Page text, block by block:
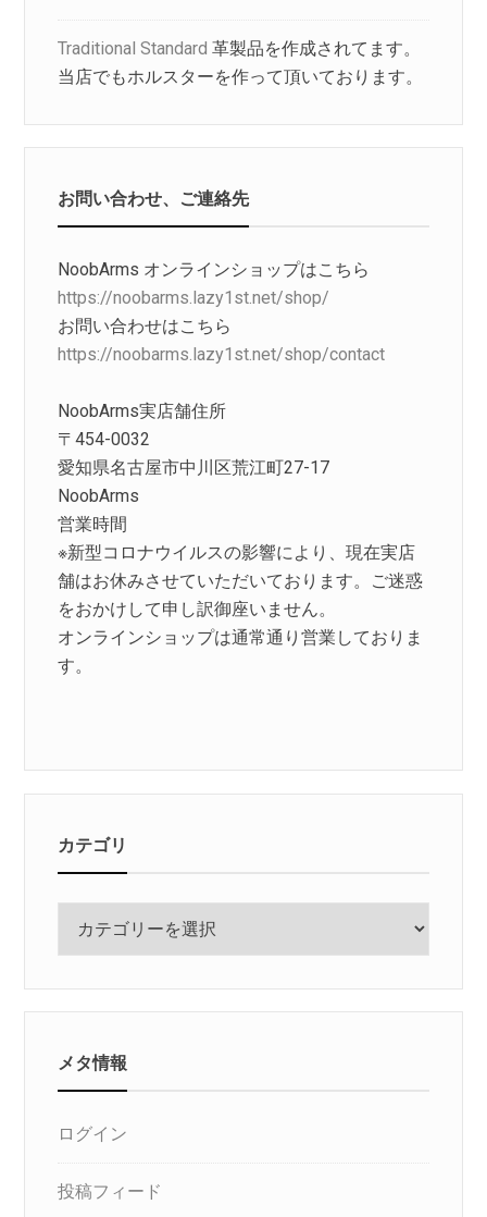
Traditional Standard 革製品を作成されてます。
当店でもホルスターを作って頂いております。
お問い合わせ、ご連絡先
NoobArms オンラインショップはこちら
https://noobarms.lazy1st.net/shop/
お問い合わせはこちら
https://noobarms.lazy1st.net/shop/contact
NoobArms実店舗住所
〒454-0032
愛知県名古屋市中川区荒江町27-17
NoobArms
営業時間
※新型コロナウイルスの影響により、現在実店
舗はお休みさせていただいております。ご迷惑
をおかけして申し訳御座いません。
オンラインショップは通常通り営業しておりま
す。
カテゴリ
メタ情報
ログイン
投稿フィード